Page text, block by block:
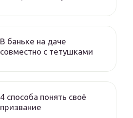
В баньке на даче
совместно с тетушками
4 способа понять своё
призвание